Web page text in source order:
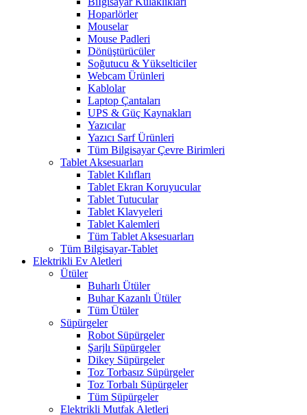
Hoparlörler
Mouselar
Mouse Padleri
Dönüştürücüler
Soğutucu & Yükselticiler
Webcam Ürünleri
Kablolar
Laptop Çantaları
UPS & Güç Kaynakları
Yazıcılar
Yazıcı Sarf Ürünleri
Tüm Bilgisayar Çevre Birimleri
Tablet Aksesuarları
Tablet Kılıfları
Tablet Ekran Koruyucular
Tablet Tutucular
Tablet Klavyeleri
Tablet Kalemleri
Tüm Tablet Aksesuarları
Tüm Bilgisayar-Tablet
Elektrikli Ev Aletleri
Ütüler
Buharlı Ütüler
Buhar Kazanlı Ütüler
Tüm Ütüler
Süpürgeler
Robot Süpürgeler
Şarjlı Süpürgeler
Dikey Süpürgeler
Toz Torbasız Süpürgeler
Toz Torbalı Süpürgeler
Tüm Süpürgeler
Elektrikli Mutfak Aletleri